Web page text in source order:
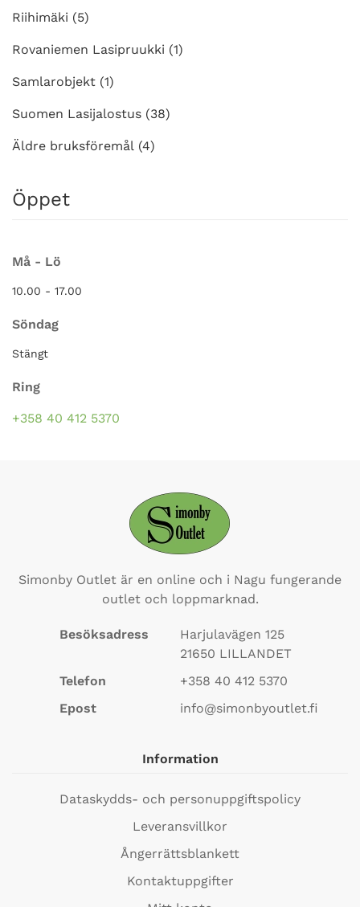
Riihimäki (5)
Rovaniemen Lasipruukki (1)
Samlarobjekt (1)
Suomen Lasijalostus (38)
Äldre bruksföremål (4)
Öppet
Må - Lö
10.00 - 17.00
Söndag
Stängt
Ring
+358 40 412 5370
Simonby Outlet är en online och i Nagu fungerande
outlet och loppmarknad.
Besöksadress
Harjulavägen 125
21650 LILLANDET
Telefon
+358 40 412 5370
Epost
info@simonbyoutlet.fi
Information
Dataskydds- och personuppgiftspolicy
Leveransvillkor
Ångerrättsblankett
Kontaktuppgifter